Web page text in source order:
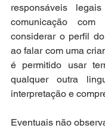
responsáveis
comunicação
considerar o perfil
ao falar com uma
é permitido usar
qualquer outra
interpretação e
Eventuais não